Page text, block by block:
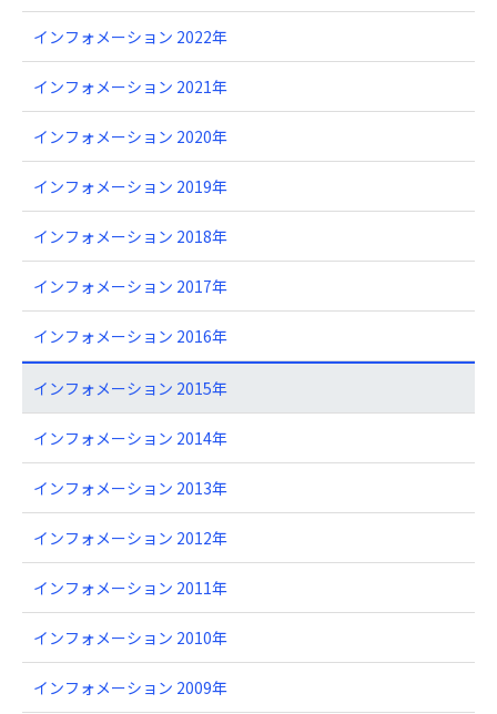
インフォメーション 2022年
インフォメーション 2021年
インフォメーション 2020年
インフォメーション 2019年
インフォメーション 2018年
インフォメーション 2017年
インフォメーション 2016年
インフォメーション 2015年
インフォメーション 2014年
インフォメーション 2013年
インフォメーション 2012年
インフォメーション 2011年
インフォメーション 2010年
インフォメーション 2009年